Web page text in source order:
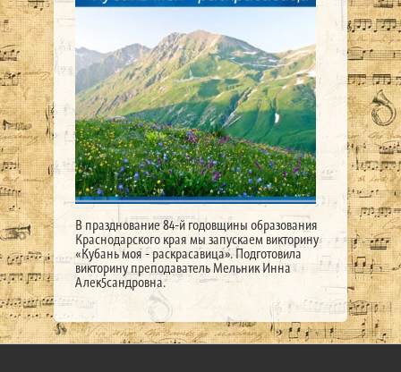
В празднование 84-й годовщины образования
Краснодарского края мы запускаем викторину
«Кубань моя - раскрасавица». Подготовила
викторину преподаватель Мельник Инна
Алек5сандровна.